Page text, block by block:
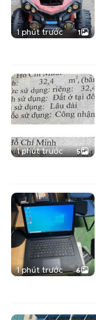
1 phút trước 1
1 phút trước 5
1 phút trước 6